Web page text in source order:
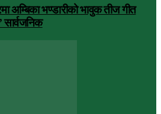
अम्बिका भण्डारीको भावुक तीज गीत
सार्वजनिक